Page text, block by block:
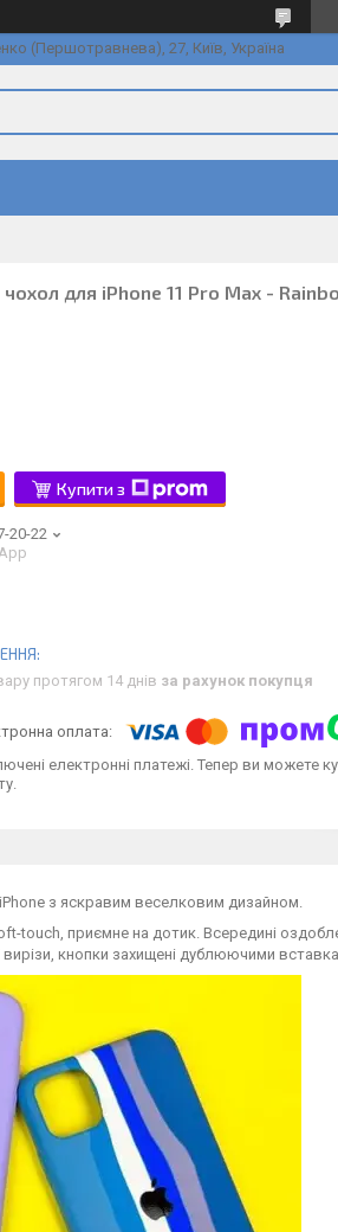
(Першотравнева), 27, Київ, Україна
чохол для iPhone 11 Pro Max -
Купити з
20-22
протягом 14 днів за рахунок покупця
електронні платежі. Тепер ви можете
з яскравим веселковим дизайном.
touch, приємне на дотик. Всередині
вирізи, кнопки захищені дублюючими